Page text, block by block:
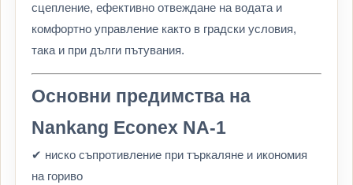
сцепление, ефективно отвеждане на водата и
комфортно управление както в градски условия,
така и при дълги пътувания.
Основни предимства на
Nankang Econex NA-1
✔ ниско съпротивление при търкаляне и икономия
на гориво